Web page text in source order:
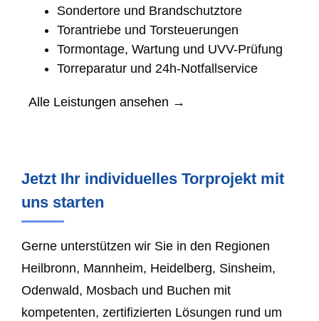
Sondertore und Brandschutztore
Torantriebe und Torsteuerungen
Tormontage, Wartung und UVV-Prüfung
Torreparatur und 24h-Notfallservice
Alle Leistungen ansehen →
Jetzt Ihr individuelles Torprojekt mit
uns starten
Gerne unterstützen wir Sie in den Regionen
Heilbronn, Mannheim, Heidelberg, Sinsheim,
Odenwald, Mosbach und Buchen mit
kompetenten, zertifizierten Lösungen rund um